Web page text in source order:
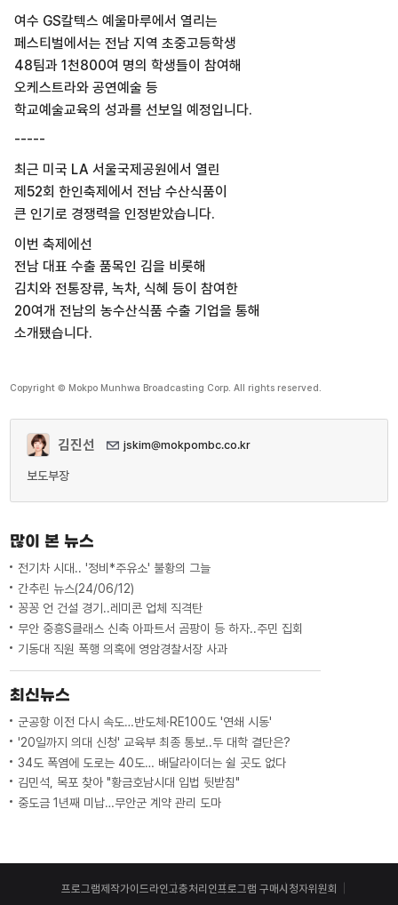
여수 GS칼텍스 예울마루에서 열리는
페스티벌에서는 전남 지역 초중고등학생
48팀과 1천800여 명의 학생들이 참여해
오케스트라와 공연예술 등
학교예술교육의 성과를 선보일 예정입니다.
-----
최근 미국 LA 서울국제공원에서 열린
제52회 한인축제에서 전남 수산식품이
큰 인기로 경쟁력을 인정받았습니다.
이번 축제에선
전남 대표 수출 품목인 김을 비롯해
김치와 전통장류, 녹차, 식혜 등이 참여한
20여개 전남의 농수산식품 수출 기업을 통해
소개됐습니다.
Copyright © Mokpo Munhwa Broadcasting Corp. All rights reserved.
김진선 jskim@mokpombc.co.kr
보도부장
많이 본 뉴스
전기차 시대.. '정비*주유소' 불황의 그늘
간추린 뉴스(24/06/12)
꽁꽁 언 건설 경기..레미콘 업체 직격탄
무안 중흥S클래스 신축 아파트서 곰팡이 등 하자..주민 집회
기동대 직원 폭행 의혹에 영암경찰서장 사과
최신뉴스
군공항 이전 다시 속도…반도체·RE100도 '연쇄 시동'
'20일까지 의대 신청' 교육부 최종 통보..두 대학 결단은?
34도 폭염에 도로는 40도… 배달라이더는 쉴 곳도 없다
김민석, 목포 찾아 "황금호남시대 입법 뒷받침"
중도금 1년째 미납…무안군 계약 관리 도마
프로그램제작가이드라인 고충처리인 프로그램 구매시청자위원회